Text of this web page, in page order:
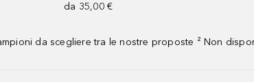
da 35,00 €
da scegliere tra le nostre proposte ² Non